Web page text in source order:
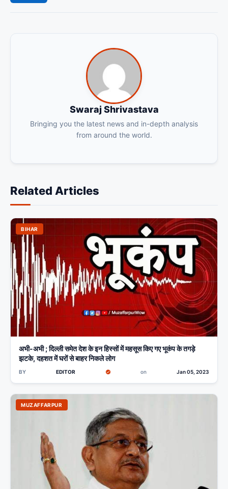
Swaraj Shrivastava
Bringing you the latest news and in-depth analysis
from around the world.
Related Articles
BIHAR
अभी-अभी ; दिल्ली समेत देश के इन हिस्सों में महसूस किए गए भूकंप के तगड़े
झटके, दहशत में घरों से बाहर निकले लोग
BY EDITOR on Jan 05, 2023
MUZAFFARPUR